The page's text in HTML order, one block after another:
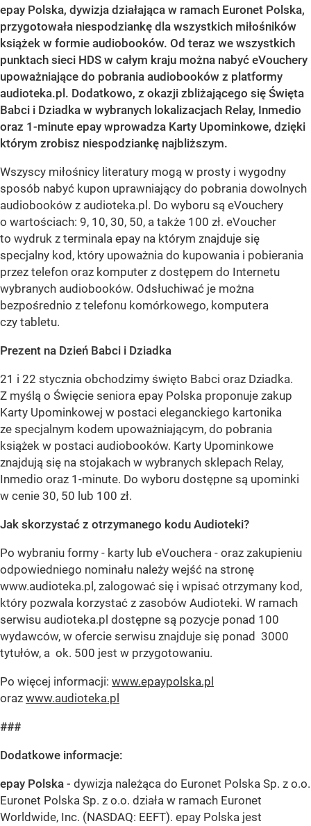
epay Polska, dywizja działająca w ramach Euronet Polska,
przygotowała niespodziankę dla wszystkich miłośników
książek w formie audiobooków. Od teraz we wszystkich
punktach sieci HDS w całym kraju można nabyć eVouchery
upoważniające do pobrania audiobooków z platformy
audioteka.pl. Dodatkowo, z okazji zbliżającego się Święta
Babci i Dziadka w wybranych lokalizacjach Relay, Inmedio
oraz 1-minute epay wprowadza Karty Upominkowe, dzięki
którym zrobisz niespodziankę najbliższym.
Wszyscy miłośnicy literatury mogą w prosty i wygodny
sposób nabyć kupon uprawniający do pobrania dowolnych
audiobooków z audioteka.pl. Do wyboru są eVouchery
o wartościach: 9, 10, 30, 50, a także 100 zł. eVoucher
to wydruk z terminala epay na którym znajduje się
specjalny kod, który upoważnia do kupowania i pobierania
przez telefon oraz komputer z dostępem do Internetu
wybranych audiobooków. Odsłuchiwać je można
bezpośrednio z telefonu komórkowego, komputera
czy tabletu.
Prezent na Dzień Babci i Dziadka
21 i 22 stycznia obchodzimy święto Babci oraz Dziadka.
Z myślą o Święcie seniora epay Polska proponuje zakup
Karty Upominkowej w postaci eleganckiego kartonika
ze specjalnym kodem upoważniającym, do pobrania
książek w postaci audiobooków. Karty Upominkowe
znajdują się na stojakach w wybranych sklepach Relay,
Inmedio oraz 1-minute. Do wyboru dostępne są upominki
w cenie 30, 50 lub 100 zł.
Jak skorzystać z otrzymanego kodu Audioteki?
Po wybraniu formy - karty lub eVouchera - oraz zakupieniu
odpowiedniego nominału należy wejść na stronę
www.audioteka.pl, zalogować się i wpisać otrzymany kod,
który pozwala korzystać z zasobów Audioteki. W ramach
serwisu audioteka.pl dostępne są pozycje ponad 100
wydawców, w ofercie serwisu znajduje się ponad 3000
tytułów, a ok. 500 jest w przygotowaniu.
Po więcej informacji: www.epaypolska.pl
oraz www.audioteka.pl
###
Dodatkowe informacje:
epay Polska - dywizja należąca do Euronet Polska Sp. z o.o.
Euronet Polska Sp. z o.o. działa w ramach Euronet
Worldwide, Inc. (NASDAQ: EEFT). epay Polska jest